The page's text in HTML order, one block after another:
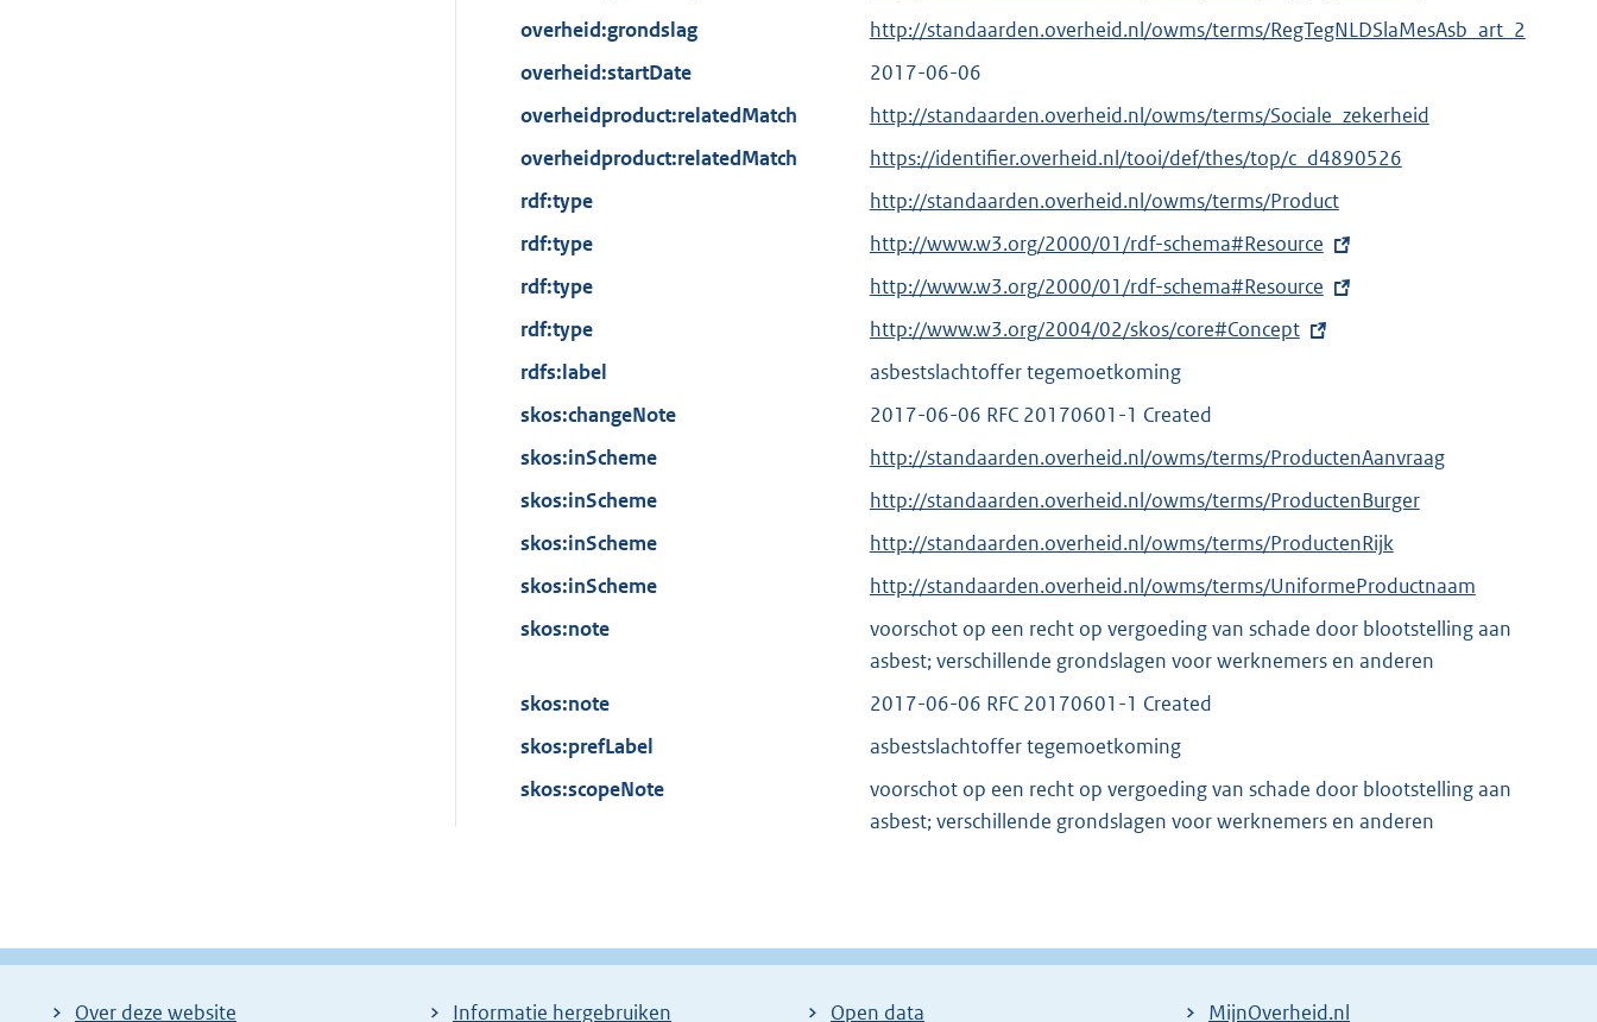
overheid:grondslag
http://standaarden.overheid.nl/owms/terms/RegTegNLDSlaMesAsb_art_2
overheid:startDate
2017-06-06
overheidproduct:relatedMatch
http://standaarden.overheid.nl/owms/terms/Sociale_zekerheid
overheidproduct:relatedMatch
https://identifier.overheid.nl/tooi/def/thes/top/c_d4890526
rdf:type
http://standaarden.overheid.nl/owms/terms/Product
rdf:type
E
x
e
r
n
l
i
n
:
http://www.w3.org/2000/01/rdf-schema#Resource
rdf:type
E
x
e
r
n
l
i
n
:
http://www.w3.org/2000/01/rdf-schema#Resource
rdf:type
E
e
r
n
l
i
http://www.w3.org/2004/02/skos/core#Concept
rdfs:label
asbestslachtoffer tegemoetkoming
skos:changeNote
2017-06-06 RFC 20170601-1 Created
skos:inScheme
http://standaarden.overheid.nl/owms/terms/ProductenAanvraag
skos:inScheme
http://standaarden.overheid.nl/owms/terms/ProductenBurger
skos:inScheme
http://standaarden.overheid.nl/owms/terms/ProductenRijk
skos:inScheme
http://standaarden.overheid.nl/owms/terms/UniformeProductnaam
skos:note
voorschot op een recht op vergoeding van schade door blootstelling aan
asbest; verschillende grondslagen voor werknemers en anderen
skos:note
2017-06-06 RFC 20170601-1 Created
skos:prefLabel
asbestslachtoffer tegemoetkoming
skos:scopeNote
voorschot op een recht op vergoeding van schade door blootstelling aan
asbest; verschillende grondslagen voor werknemers en anderen
Over deze website Informatie hergebruiken Open data MijnOverheid.nl